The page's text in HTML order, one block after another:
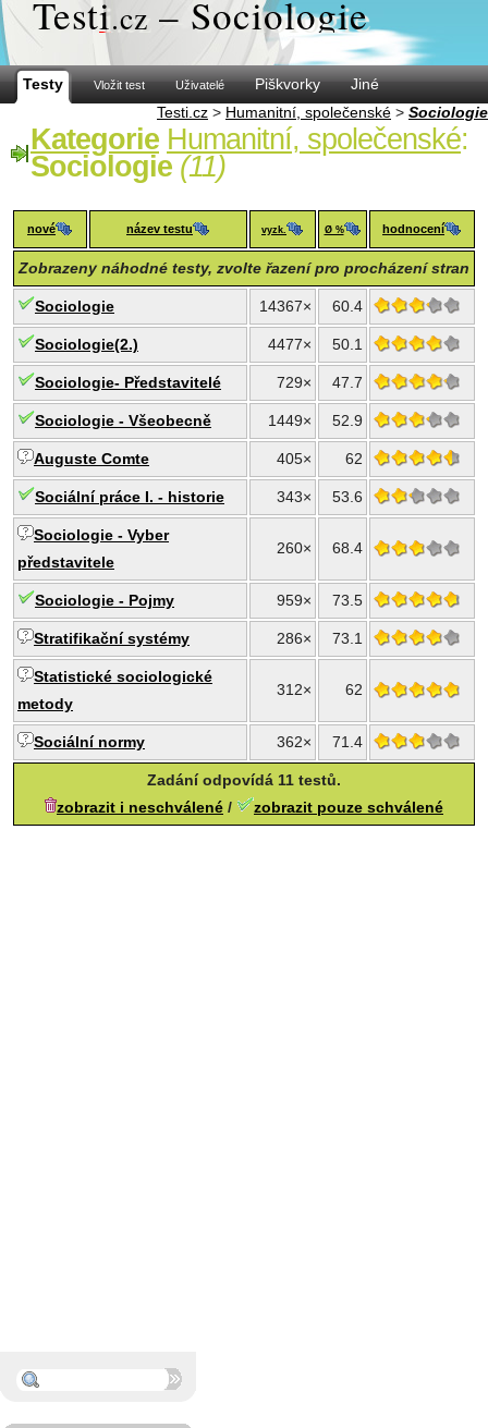
Testi.cz – Sociologie
Testy Vložit test Uživatelé Piškvorky
Jiné
Testi.cz > Humanitní, společenské > Sociologie
Kategorie Humanitní, společenské:
Sociologie (11)
nové název testu vyzk. Ø % hodnocení
Zobrazeny náhodné testy, zvolte řazení pro procházení stran
Sociologie 14367× 60.4
Sociologie(2.) 4477× 50.1
Sociologie- Představitelé 729× 47.7
Sociologie - Všeobecně 1449× 52.9
Auguste Comte 405× 62
Sociální práce I. - historie 343× 53.6
Sociologie - Vyber
představitele
260× 68.4
Sociologie - Pojmy 959× 73.5
Stratifikační systémy 286× 73.1
Statistické sociologické
metody
312× 62
Sociální normy 362× 71.4
Zadání odpovídá 11 testů.
zobrazit i neschválené / zobrazit pouze schválené